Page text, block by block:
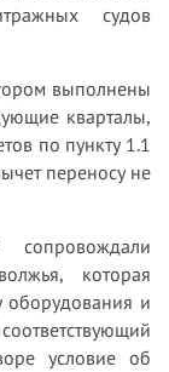
судов
выполнены
кварталы,
по пункту 1.1
переносу не
которая
оборудования и
условие об